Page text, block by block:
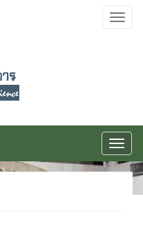
Toggle
Toggle